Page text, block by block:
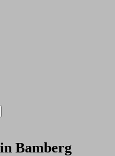
Bamberg